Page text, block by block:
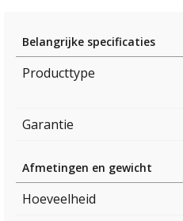
Belangrijke specificaties
Producttype
Garantie
Afmetingen en gewicht
Hoeveelheid